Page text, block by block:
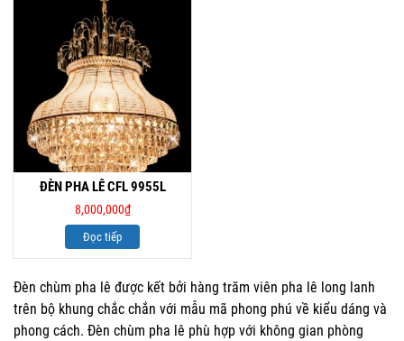
ĐÈN PHA LÊ CFL 9955L
8,000,000₫
Đọc tiếp
Đèn chùm pha lê được kết bởi hàng trăm viên pha lê long lanh
trên bộ khung chắc chắn với mẫu mã phong phú về kiểu dáng và
phong cách. Đèn chùm pha lê phù hợp với không gian phòng